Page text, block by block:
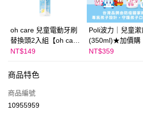
【大哥付你分期使用說明】
1.本服務由台灣大哥大提供，台灣大哥大用戶可立
2.付款方式選擇「大哥付你分期」，訂單成立後會
流程，驗證手機門號後，選擇欲分期的期數、繳款
成交易。
3.實際核准額度、可分期數及費用金額請依後續交
消。如遇「轉專審核」未通過狀況，表示未達大
【繳款方式說明】
醒簡訊。
相關說明
【關於「AFTEE先享後付」】
AFTEE先享後付是「在收到商品之後才付款」的
２．便利：只要手機號碼，簡訊認證，即可結帳。
【「AFTEE先享後付」結帳流程】
ATM付款
運送方式
付款後全家取貨
每筆NT$70，滿NT$800(含以上)免運費
oh care 兒童電動牙刷
替換頭2入組【oh care
歐克威爾】★加價購
NT$149
Poli波力｜兒童漱
(350ml)★加價購
NT$359
商品特色
商品編號
10955959